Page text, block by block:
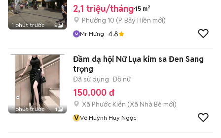
1 phút trước 5
2,1 triệu/tháng 15 m²
Phường 10 (P. Bảy Hiền mới)
Mr Hưng 4.8
1 phút trước 1
Đầm dạ hội Nữ Lụa kim sa Đen Sang
trọng
Đã sử dụng Đồ nữ
150.000 đ
Xã Phước Kiển (Xã Nhà Bè mới)
VVõ Huỳnh Huy Ngọc